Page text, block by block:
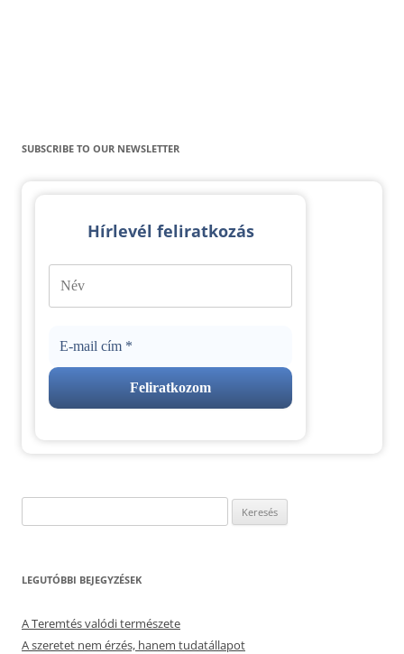
SUBSCRIBE TO OUR NEWSLETTER
Hírlevél feliratkozás
LEGUTÓBBI BEJEGYZÉSEK
A Teremtés valódi természete
A szeretet nem érzés, hanem tudatállapot